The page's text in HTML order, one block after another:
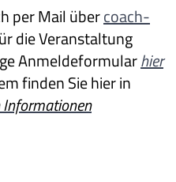
per Mail übercoach-
die Veranstaltung
Anmeldeformularhier
finden Sie hier in
Informationen